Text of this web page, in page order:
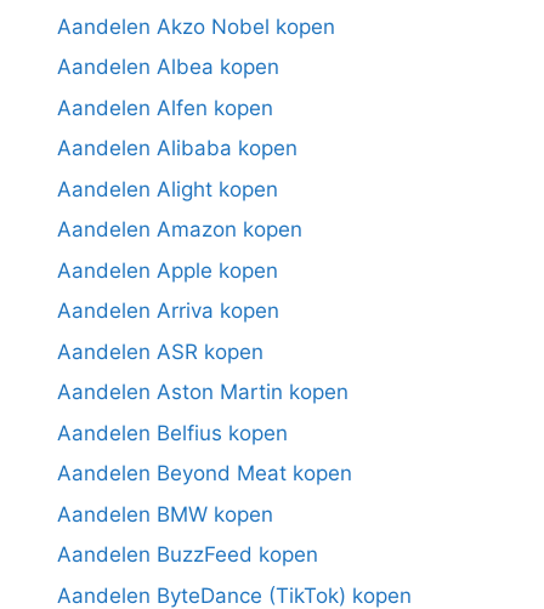
Aandelen Akzo Nobel kopen
Aandelen Albea kopen
Aandelen Alfen kopen
Aandelen Alibaba kopen
Aandelen Alight kopen
Aandelen Amazon kopen
Aandelen Apple kopen
Aandelen Arriva kopen
Aandelen ASR kopen
Aandelen Aston Martin kopen
Aandelen Belfius kopen
Aandelen Beyond Meat kopen
Aandelen BMW kopen
Aandelen BuzzFeed kopen
Aandelen ByteDance (TikTok) kopen